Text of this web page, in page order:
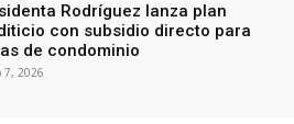
Rodríguez lanza plan
con subsidio directo para
de condominio
7, 2026